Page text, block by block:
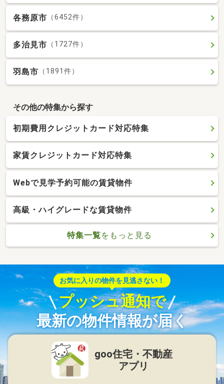
各務原市 （6452件）
多治見市 （1727件）
羽島市 （1891件）
その他の特集から探す
初期費用クレジットカード対応特集
家賃クレジットカード対応特集
Webで見学予約可能の賃貸物件
高級・ハイグレードな賃貸物件
特集一覧をもっと見る
お気に入りの物件を見逃さない！
プッシュ通知で
最新の物件情報が届く
goo住宅・不動産
アプリ